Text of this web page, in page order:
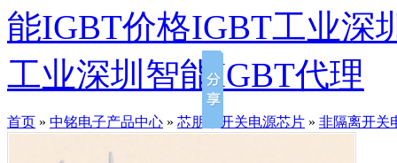
能IGBT价格IGBT工业深
工业深圳智能IGBT代理
首页 » 中铭电子产品中心 » 芯朋微开关电源芯片 » 非隔离开关